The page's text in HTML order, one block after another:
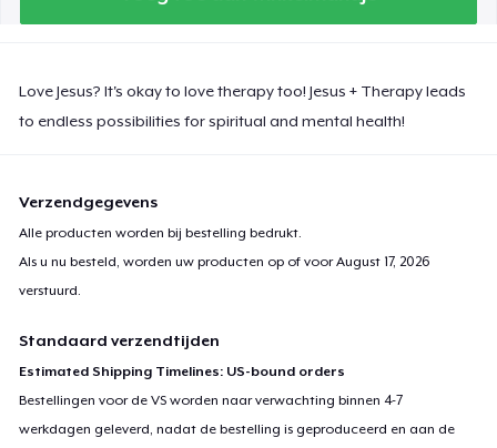
Love Jesus? It's okay to love therapy too! Jesus + Therapy leads
to endless possibilities for spiritual and mental health!
Verzendgegevens
Alle producten worden bij bestelling bedrukt.
Als u nu besteld, worden uw producten op of voorAugust 17, 2026
verstuurd.
Standaard verzendtijden
Estimated Shipping Timelines: US-bound orders
Bestellingen voor de VS worden naar verwachting binnen 4-7
werkdagen geleverd, nadat de bestelling is geproduceerd en aan de